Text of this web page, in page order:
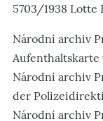
5703/1938 Lotte
Národní archiv
Aufenthaltskarte
Národní archiv
der
Národní archiv